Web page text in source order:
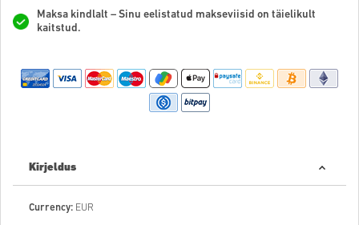
Maksa kindlalt – Sinu eelistatud makseviisid on täielikult
kaitstud.
Kirjeldus
Currency: EUR